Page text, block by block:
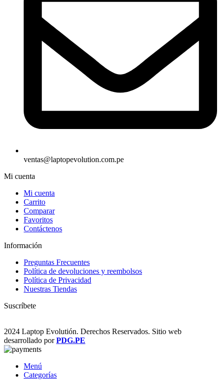
ventas@laptopevolution.com.pe
Mi cuenta
Mi cuenta
Carrito
Comparar
Favoritos
Contáctenos
Información
Preguntas Frecuentes
Política de devoluciones y reembolsos
Política de Privacidad
Nuestras Tiendas
Suscríbete
2024 Laptop Evolutión. Derechos Reservados. Sitio web
desarrollado porPDG.PE
Menú
Categorías